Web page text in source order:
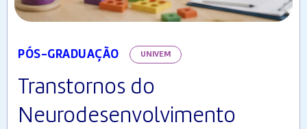
PÓS-GRADUAÇÃO UNIVEM
Transtornos do
Neurodesenvolvimento